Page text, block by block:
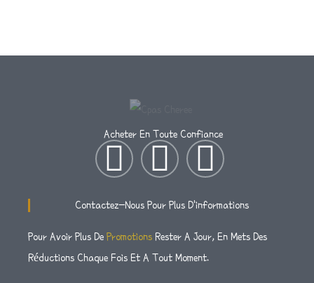
Acheter En Toute Confiance
I
N
S
T
T
W
I
T
F
A
C
E
Contactez-Nous Pour Plus D'informations
Pour Avoir Plus De Promotions Rester A Jour, En Mets Des
Réductions Chaque Fois Et A Tout Moment.